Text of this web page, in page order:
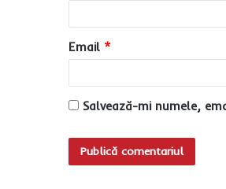
u
*
Email *
Salvează-mi numele,